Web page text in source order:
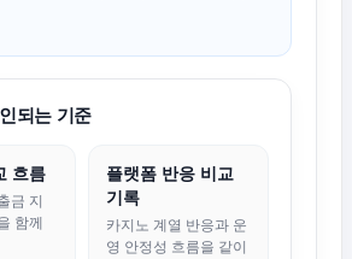
되는 기준
흐름
금 지
함께
플랫폼 반응 비교
기록
카지노 계열 반응과 운
영 안정성 흐름을 같이